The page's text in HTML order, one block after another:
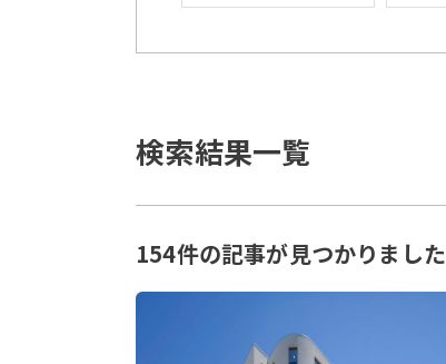
検索結果一覧
154件の記事が見つかりました